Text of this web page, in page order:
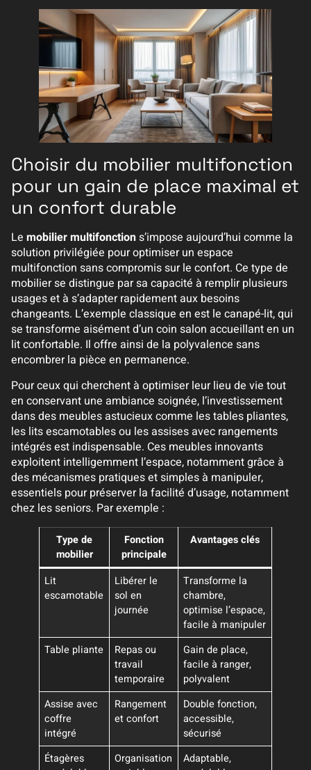
Choisir du mobilier multifonction
pour un gain de place maximal et
un confort durable
Le mobilier multifonctions’impose aujourd’hui comme la
solution privilégiée pour optimiser un espace
multifonction sans compromis sur le confort. Ce type de
mobilier se distingue par sa capacité à remplir plusieurs
usages et à s’adapter rapidement aux besoins
changeants. L’exemple classique en est le canapé-lit, qui
se transforme aisément d’un coin salon accueillant en un
lit confortable. Il offre ainsi de la polyvalence sans
encombrer la pièce en permanence.
Pour ceux qui cherchent à optimiser leur lieu de vie tout
en conservant une ambiance soignée, l’investissement
dans des meubles astucieux comme les tables pliantes,
les lits escamotables ou les assises avec rangements
intégrés est indispensable. Ces meubles innovants
exploitent intelligemment l’espace, notamment grâce à
des mécanismes pratiques et simples à manipuler,
essentiels pour préserver la facilité d’usage, notamment
chez les seniors. Par exemple :
Type de
mobilier
Fonction
principale
Avantages clés
Lit
escamotable
Libérer le
sol en
journée
Transforme la
chambre,
optimise l’espace,
facile à manipuler
Table pliante
Repas ou
travail
temporaire
Gain de place,
facile à ranger,
polyvalent
Assise avec
coffre
intégré
Rangement
et confort
Double fonction,
accessible,
sécurisé
Étagères
Organisation
Adaptable,